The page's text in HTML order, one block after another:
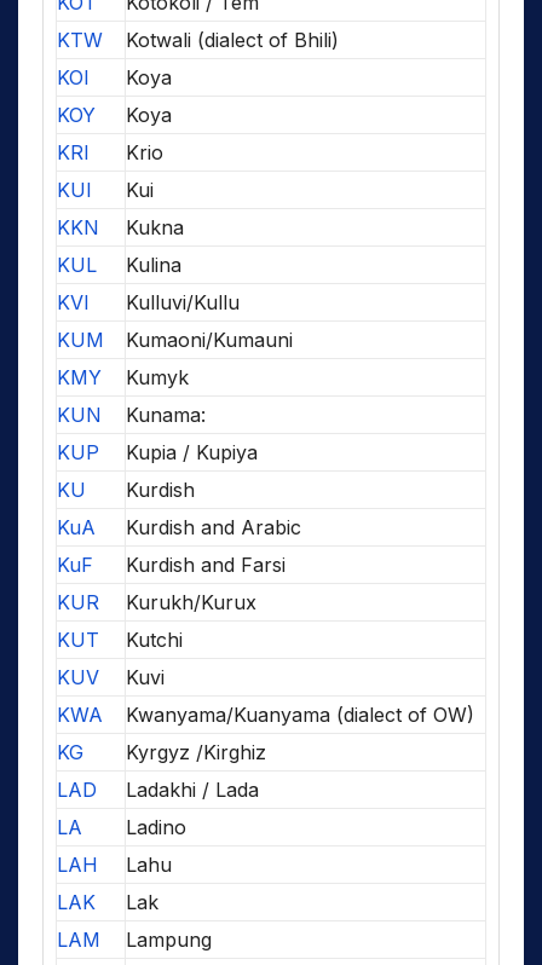
KTW
Kotwali (dialect of Bhili)
KOI
Koya
KOY
Koya
KRI
Krio
KUI
Kui
KKN
Kukna
KUL
Kulina
KVI
Kulluvi/Kullu
KUM
Kumaoni/Kumauni
KMY
Kumyk
KUN
Kunama:
KUP
Kupia / Kupiya
KU
Kurdish
KuA
Kurdish and Arabic
KuF
Kurdish and Farsi
KUR
Kurukh/Kurux
KUT
Kutchi
KUV
Kuvi
KWA
Kwanyama/Kuanyama (dialect of OW)
KG
Kyrgyz /Kirghiz
LAD
Ladakhi / Lada
LA
Ladino
LAH
Lahu
LAK
Lak
LAM
Lampung